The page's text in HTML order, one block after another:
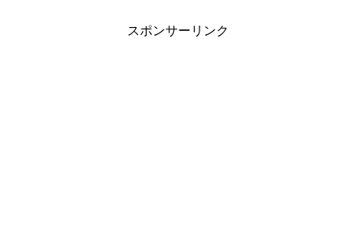
スポンサーリンク